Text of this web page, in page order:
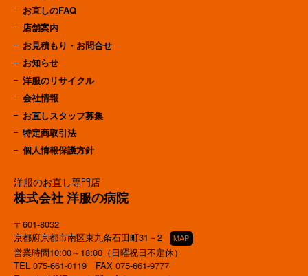
洋服のお直し専門店
株式会社 洋服の病院
〒601-8032
京都府京都市南区東九条石田町31－2
MAP
営業時間10:00～18:00（日曜祝日不定休）
TEL 075-661-0119 FAX 075-661-9777
お直しのFAQ
店舗案内
お見積もり・お問合せ
お知らせ
洋服のリサイクル
会社情報
お直しスタッフ募集
特定商取引法
個人情報保護方針